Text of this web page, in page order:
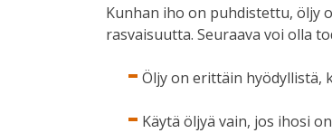
Kunhan iho on puhdistettu, öljy
rasvaisuutta. Seuraava voi olla
Öljy on erittäin hyödyllistä,
Käytä öljyä vain, jos ihosi